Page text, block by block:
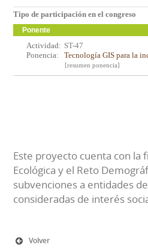
Tipo de participación en el congreso
Ponente
Actividad: ST-47
Ponencia:
Tecnología GIS para la
[resumen ponencia]
Este proyecto cuenta con la
Ecológica y el Reto
subvenciones a entidades
consideradas de interés
Volver